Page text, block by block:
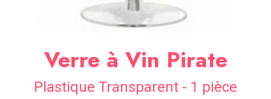
Verre à Vin Pirate
Plastique Transparent - 1 pièce